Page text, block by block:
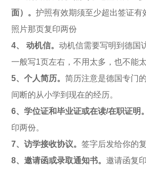
面）。护照有效期须至少超出签证有
照片那页复印两份
4、 动机信。动机信需要写明到德国
一般写1页左右，不用太多，也不能太
5、个人简历。简历注意是德国专门
间断的从小学到现在的经历。
6、学位证和毕业证或在读/在职证明。
印两份。
7、访学接收协议。签字后发给你的
8、邀请函或录取通知书。邀请函复